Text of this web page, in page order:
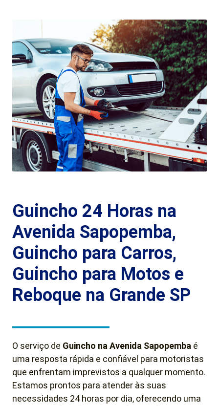
Guincho 24 Horas na
Avenida Sapopemba,
Guincho para Carros,
Guincho para Motos e
Reboque na Grande SP
O serviço de Guincho na Avenida Sapopemba é
uma resposta rápida e confiável para motoristas
que enfrentam imprevistos a qualquer momento.
Estamos prontos para atender às suas
necessidades 24 horas por dia, oferecendo uma